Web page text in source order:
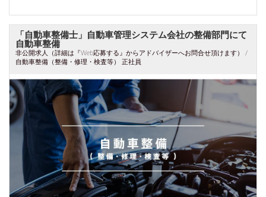
「自動車整備士」自動車管理システム会社の整備部門にて
自動車整備
非公開求人（詳細は『Web応募する』からアドバイザーへお問合せ頂けます） /
自動車整備（整備・修理・検査等） 正社員